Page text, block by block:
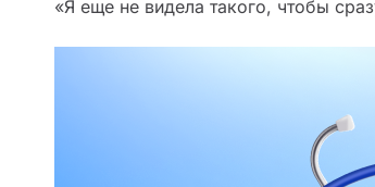
«Я еще не видела такого, чтобы